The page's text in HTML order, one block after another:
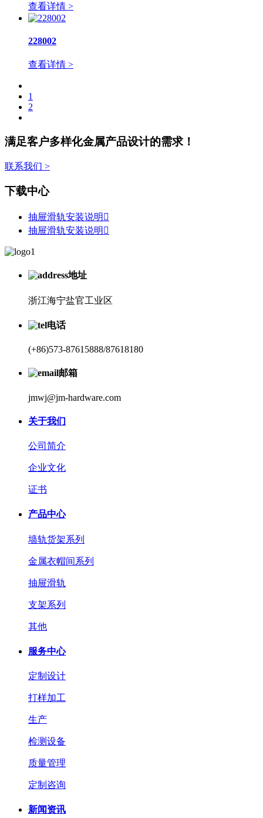
查看详情 >
228002
查看详情 >
1
2
满足客户多样化金属产品设计的需求！
联系我们 >
下载中心
抽屉滑轨安装说明 
抽屉滑轨安装说明 
地址
浙江海宁盐官工业区
电话
(+86)573-87615888/87618180
邮箱
jmwj@jm-hardware.com
关于我们
公司简介
企业文化
证书
产品中心
墙轨货架系列
金属衣帽间系列
抽屉滑轨
支架系列
其他
服务中心
定制设计
打样加工
生产
检测设备
质量管理
定制咨询
新闻资讯